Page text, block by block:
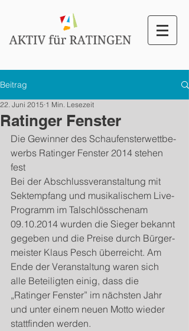
Beitrag
Ratinger Fenster
22. Juni 2015 1 Min. Lesezeit
Die Gewin­ner des Schaufen­ster­wet­tbe­
werbs Ratinger Fen­ster 2014 ste­hen
fest
Bei der Abschlussver­anstal­tung mit
Sek­temp­fang und musikalis­chem Live-​
Programm im Talschlöss­chenam
09.10.2014 wur­den die Sieger bekannt
gegeben und die Preise durch Bürg­er­
meis­ter Klaus Pesch überre­icht. Am
Ende der Ver­anstal­tung waren sich
alle Beteiligten einig, dass die
„Ratinger Fen­ster” im näch­sten Jahr
und unter einem neuen Motto wieder
stat­tfinden werden.